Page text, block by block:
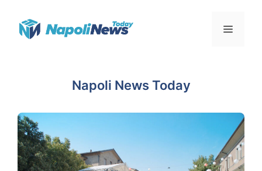
Menu
Napoli News Today